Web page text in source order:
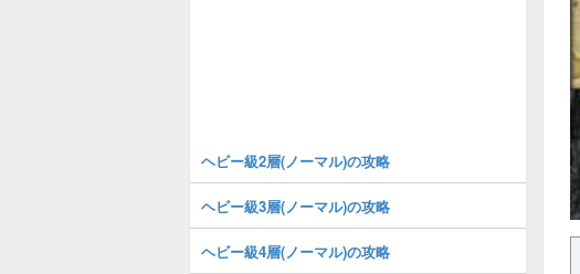
ヘビー級2層(ノーマル)の攻略
ヘビー級3層(ノーマル)の攻略
ヘビー級4層(ノーマル)の攻略